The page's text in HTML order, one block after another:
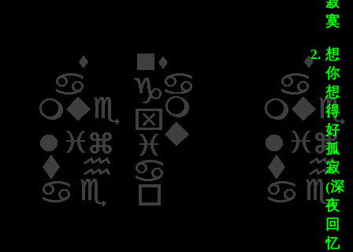
寞
想
你
想
得
好
孤
寂
(深
夜
回
忆